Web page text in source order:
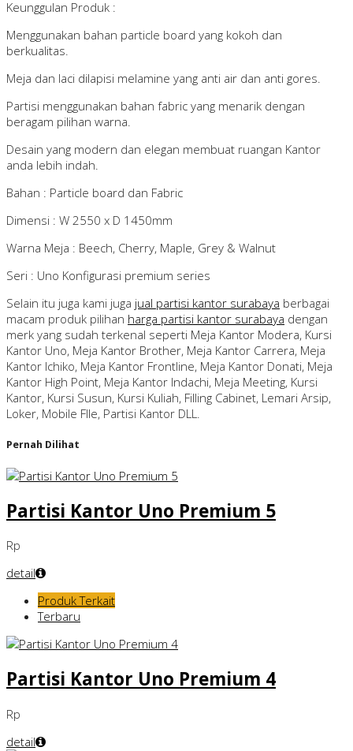
Keunggulan Produk :
Menggunakan bahan particle board yang kokoh dan
berkualitas.
Meja dan laci dilapisi melamine yang anti air dan anti gores.
Partisi menggunakan bahan fabric yang menarik dengan
beragam pilihan warna.
Desain yang modern dan elegan membuat ruangan Kantor
anda lebih indah.
Bahan : Particle board dan Fabric
Dimensi : W 2550 x D 1450mm
Warna Meja : Beech, Cherry, Maple, Grey & Walnut
Seri : Uno Konfigurasi premium series
Selain itu juga kami juga jual partisi kantor surabaya berbagai
macam produk pilihan harga partisi kantor surabaya dengan
merk yang sudah terkenal seperti Meja Kantor Modera, Kursi
Kantor Uno, Meja Kantor Brother, Meja Kantor Carrera, Meja
Kantor Ichiko, Meja Kantor Frontline, Meja Kantor Donati, Meja
Kantor High Point, Meja Kantor Indachi, Meja Meeting, Kursi
Kantor, Kursi Susun, Kursi Kuliah, Filling Cabinet, Lemari Arsip,
Loker, Mobile FIle, Partisi Kantor DLL.
Pernah Dilihat
Partisi Kantor Uno Premium 5
Rp
detail
Produk Terkait
Terbaru
Partisi Kantor Uno Premium 4
Rp
detail